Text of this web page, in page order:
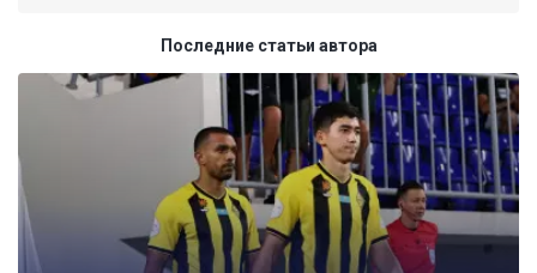
Последние статьи автора